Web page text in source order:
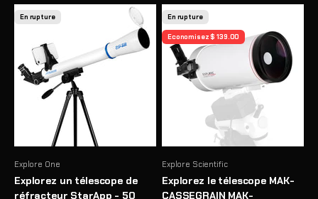
En rupture
Explore One
Explorez un télescope de
réfracteur StarApp - 50
En rupture
Economisez $ 139.00
Explore Scientific
Explorez le télescope MAK-
CASSEGRAIN MAK-